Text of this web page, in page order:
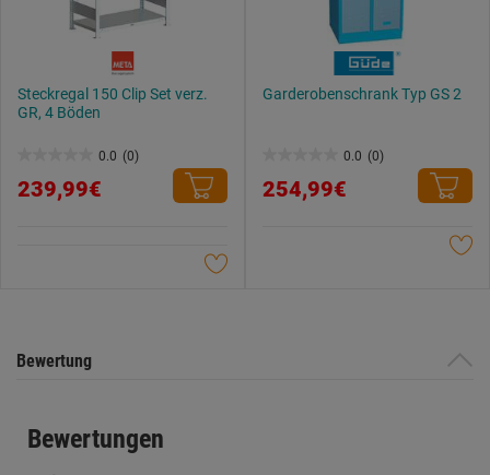
Steckregal 150 Clip Set verz.
GR, 4 Böden
0.0 (0)
von
239,99€
Garderobenschrank Typ GS 2
0.0 (0)
von
254,99€
Bewertung